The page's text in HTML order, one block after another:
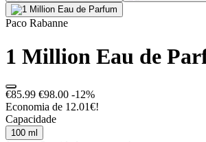
Paco Rabanne
1 Million Eau de
€85.99 €98.00 -12%
Economia de 12.01€!
Capacidade
100 ml